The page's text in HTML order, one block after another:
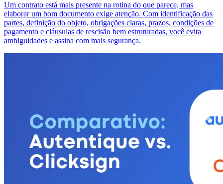
Um contrato está mais presente na rotina do que parece, mas
elaborar um bom documento exige atenção. Com identificação das
partes, definição do objeto, obrigações claras, prazos, condições de
pagamento e cláusulas de rescisão bem estruturadas, você evita
ambiguidades e assina com mais segurança.